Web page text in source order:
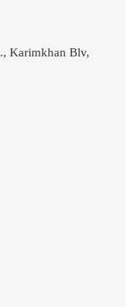
Karimkhan Blv,